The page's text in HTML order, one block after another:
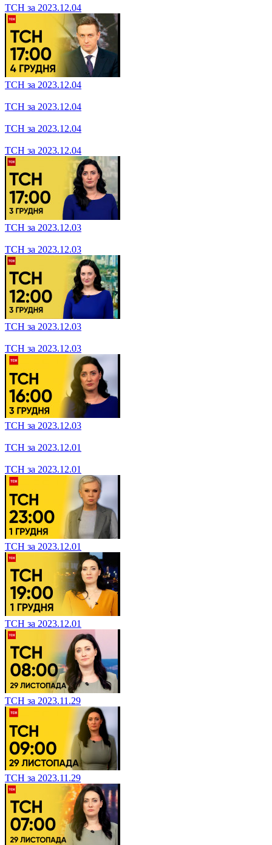
ТСН за 2023.12.06
ТСН за 2023.12.04
ТСН за 2023.12.04
ТСН за 2023.12.04
ТСН за 2023.12.04
ТСН за 2023.12.03
ТСН за 2023.12.03
ТСН за 2023.12.03
ТСН за 2023.12.03
ТСН за 2023.12.03